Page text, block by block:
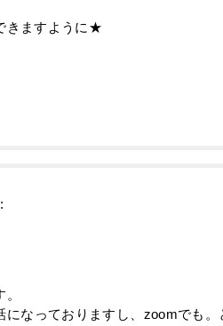
きますように★
になっておりますし、zoomでも。